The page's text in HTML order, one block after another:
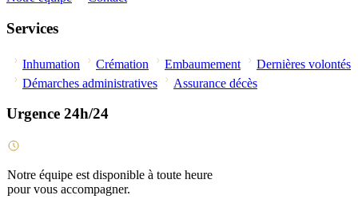
Services
Inhumation Crémation Embaumement
Dernières volontés
Démarches administratives
Assurance décès
Urgence 24h/24
Notre équipe est disponible à toute heure
pour vous accompagner.